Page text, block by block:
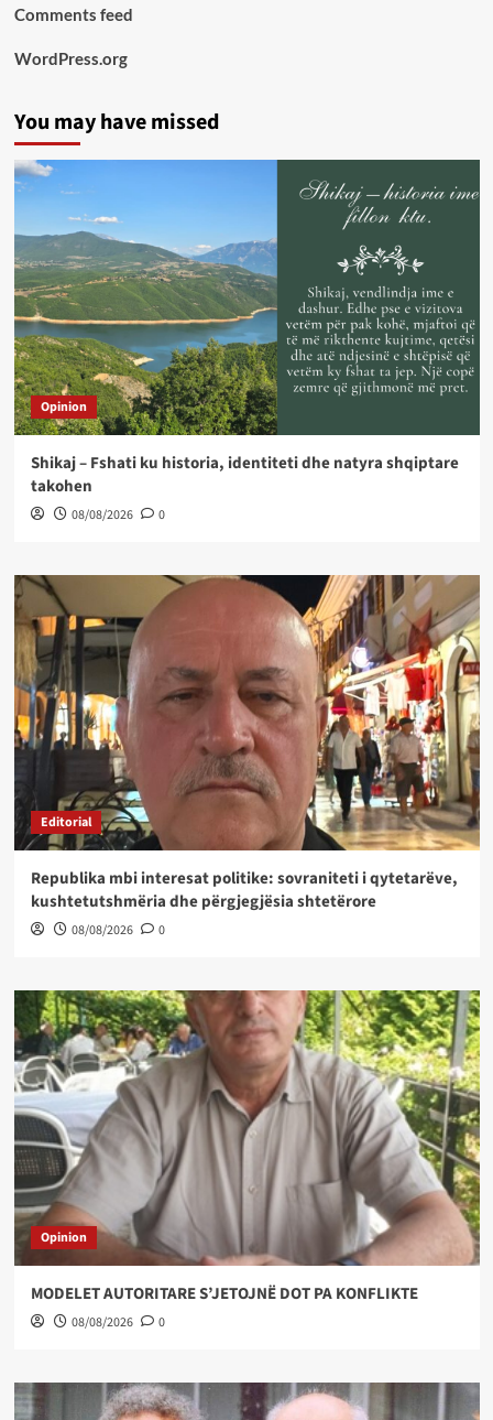
Comments feed
WordPress.org
You may have missed
Opinion
Shikaj – Fshati ku historia, identiteti dhe natyra shqiptare
takohen
08/08/2026 0
Editorial
Republika mbi interesat politike: sovraniteti i qytetarëve,
kushtetutshmëria dhe përgjegjësia shtetërore
08/08/2026 0
Opinion
MODELET AUTORITARE S’JETOJNË DOT PA KONFLIKTE
08/08/2026 0